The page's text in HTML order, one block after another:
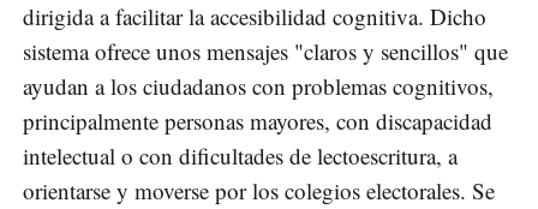
dirigida a facilitar la accesibilidad cognitiva. Dicho
sistema ofrece unos mensajes "claros y sencillos" que
ayudan a los ciudadanos con problemas cognitivos,
principalmente personas mayores, con discapacidad
intelectual o con dificultades de lectoescritura, a
orientarse y moverse por los colegios electorales. Se